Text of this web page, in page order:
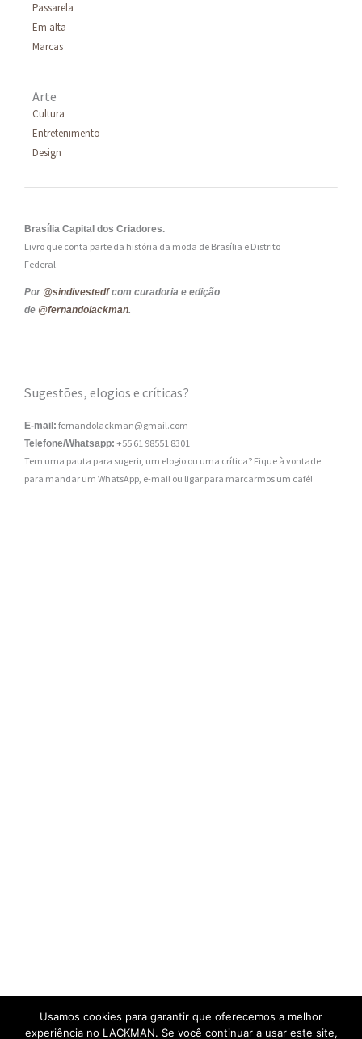
Passarela
Em alta
Marcas
Arte
Cultura
Entretenimento
Design
Brasília Capital dos Criadores.
Livro que conta parte da história da moda de Brasília e Distrito
Federal.
Por @sindivestedfcom curadoria e edição
de @fernandolackman.
Sugestões, elogios e críticas?
E-mail: fernandolackman@gmail.com
Telefone/Whatsapp: +55 61 98551 8301
Tem uma pauta para sugerir, um elogio ou uma crítica? Fique à vontade
para mandar um WhatsApp, e-mail ou ligar para marcarmos um café!
Usamos cookies para garantir que oferecemos a melhor
experiência no LACKMAN. Se você continuar a usar este site,